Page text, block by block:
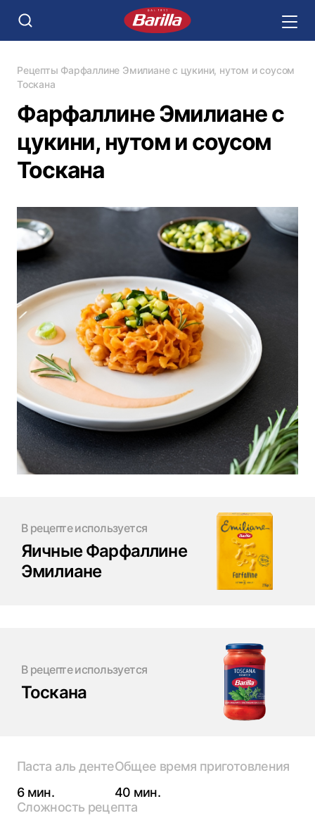
Рецепты Фарфаллине Эмилиане с цукини, нутом и соусом
Тоскана
Фарфаллине Эмилиане с
цукини, нутом и соусом
Тоскана
В рецепте используется
Яичные Фарфаллине
Эмилиане
В рецепте используется
Тоскана
Паста аль денте
6 мин.
Общее время приготовления
40 мин.
Сложность рецепта